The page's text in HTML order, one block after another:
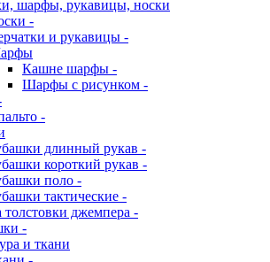
шарфы, рукавицы, носки
-
и рукавицы -
Кашне шарфы -
Шарфы с рисунком -
-
длинный рукав -
короткий рукав -
поло -
тактические -
толстовки джемпера -
-
и ткани